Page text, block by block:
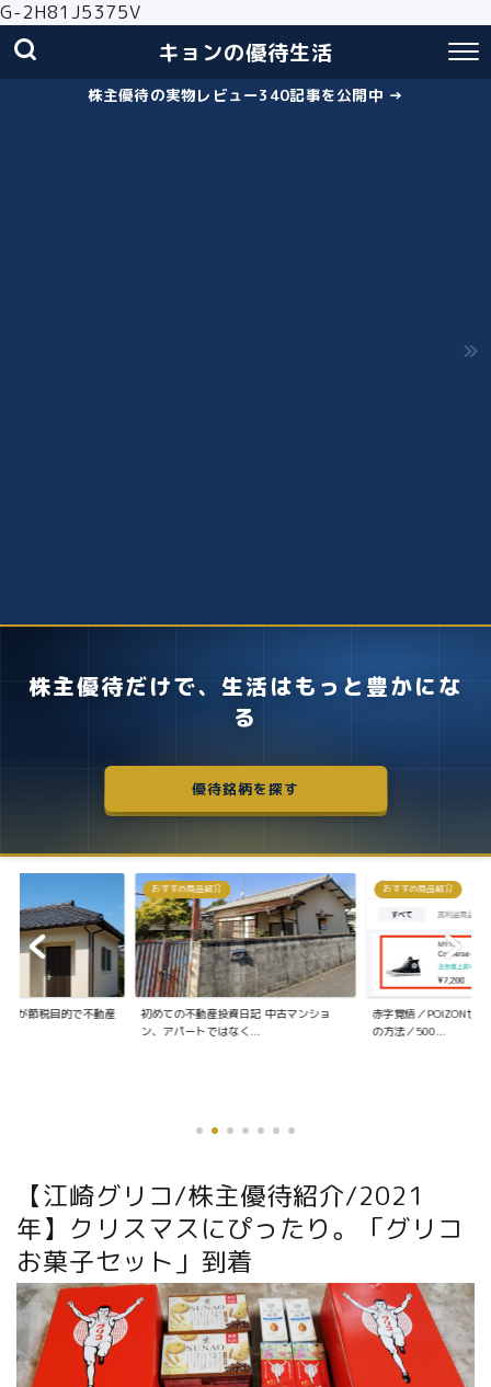
G-2H81J5375V
キョンの優待生活
株主優待の実物レビュー340記事を公開中 →
株主優待だけで、生活はもっと豊かにな
る
優待銘柄を探す
日記 中古マンショ
おすすめ商品紹介
赤字覚悟／POIZONせどりの仕入れ〜販売
の方法／500...
株主優待
失敗しないクロス取引
お得に株主優...
【江崎グリコ/株主優待紹介/2021
年】クリスマスにぴったり。「グリコ
お菓子セット」到着